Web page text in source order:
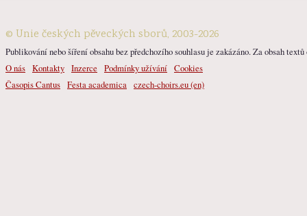
© Unie českých pěveckých sborů, 2003-2026
Publikování nebo šíření obsahu bez předchozího souhlasu je zakázáno. Za obsah
O nás Kontakty Inzerce Podmínky užívání Cookies
Časopis Cantus Festa academica czech-choirs.eu (en)